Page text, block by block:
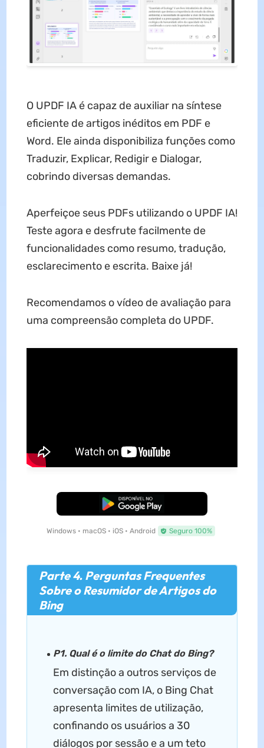
O UPDF IA é capaz de auxiliar na síntese
eficiente de artigos inéditos em PDF e
Word. Ele ainda disponibiliza funções como
Traduzir, Explicar, Redigir e Dialogar,
cobrindo diversas demandas.
Aperfeiçoe seus PDFs utilizando o UPDF IA!
Teste agora e desfrute facilmente de
funcionalidades como resumo, tradução,
esclarecimento e escrita. Baixe já!
Recomendamos o vídeo de avaliação para
uma compreensão completa do UPDF.
Baixar Grátis
Windows • macOS • iOS • Android Seguro 100%
Parte 4. Perguntas Frequentes
Sobre o Resumidor de Artigos do
Bing
P1. Qual é o limite do Chat do Bing?
Em distinção a outros serviços de
conversação com IA, o Bing Chat
apresenta limites de utilização,
confinando os usuários a 30
diálogos por sessão e a um teto